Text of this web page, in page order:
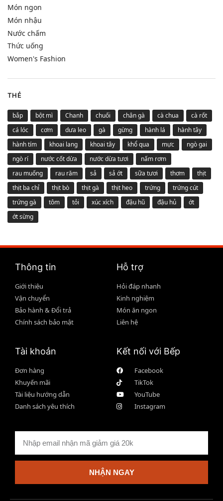
Món ngon
Món nhậu
Nước chấm
Thức uống
Women's Fashion
THẺ
bắp bột mì Chanh chuối chân gà cà chua
cà rốt
cá lóc
cơm dưa leo gà gừng hành lá
hành tây
hành tím
khoai lang khoai tây khổ qua mực
ngò gai
ngò rí
nước cốt dừa nước dừa tươi
nấm rơm
rau muống
rau răm sả sả ớt sữa tươi thơm
thịt
thịt ba chỉ
thịt bò thịt gà thịt heo trứng
trứng cút
trứng gà
tôm tỏi xúc xích đậu hũ đậu hủ
ớt
ớt sừng
Thông tin
Giới thiệu
Vận chuyển
Bảo hành & Đổi trả
Chính sách bảo mật
Hỗ trợ
Hỏi đáp nhanh
Kinh nghiệm
Món ăn ngon
Liên hệ
Tài khoản
Đơn hàng
Khuyến mãi
Tài liệu hướng dẫn
Danh sách yêu thích
Kết nối với Bếp
Facebook
TikTok
YouTube
Instagram
NHẬN NGAY